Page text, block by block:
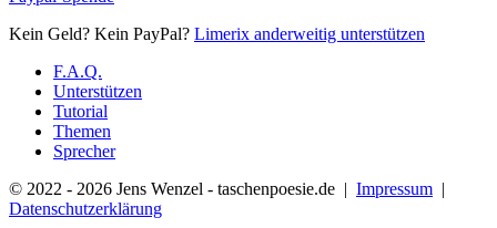
Kein Geld? Kein PayPal? Limerix anderweitig unterstützen
F.A.Q.
Unterstützen
Tutorial
Themen
Sprecher
© 2022 - 2026 Jens Wenzel - taschenpoesie.de | Impressum |
Datenschutzerklärung